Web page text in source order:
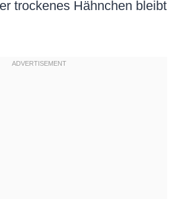
trockenes Hähnchen bleibt